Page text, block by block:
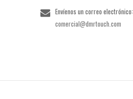
Envíenos un correo electrónico:
comercial@dmrtouch.com